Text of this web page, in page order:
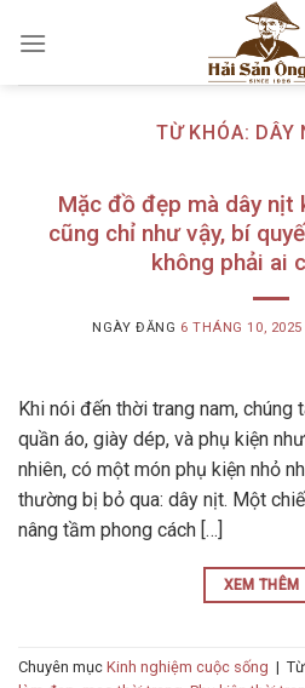
TỪ KHÓA: DÂY
Mặc đồ đẹp mà dây nịt
cũng chỉ như vậy, bí
không phải ai
NGÀY ĐĂNG 6 THÁNG 10, 2025
Khi nói đến thời trang nam, chúng
quần áo, giày dép, và phụ kiện
nhiên, có một món phụ kiện nhỏ
thường bị bỏ qua: dây nịt. Một
nâng tầm phong cách […]
XEM THÊM
Chuyên mục Kinh nghiệm cuộc sống |